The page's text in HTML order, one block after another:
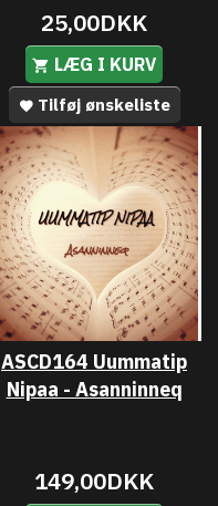
25,00DKK
LÆG I KURV
Tilføj ønskeliste
ASCD164 Uummatip
Nipaa - Asanninneq
149,00DKK